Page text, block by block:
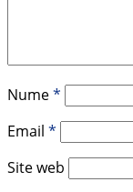
Nume*
Email *
Site web